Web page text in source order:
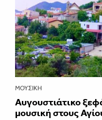
ΜΟΥΣΙΚΉ
Αυγουστιάτικο
μουσική στους